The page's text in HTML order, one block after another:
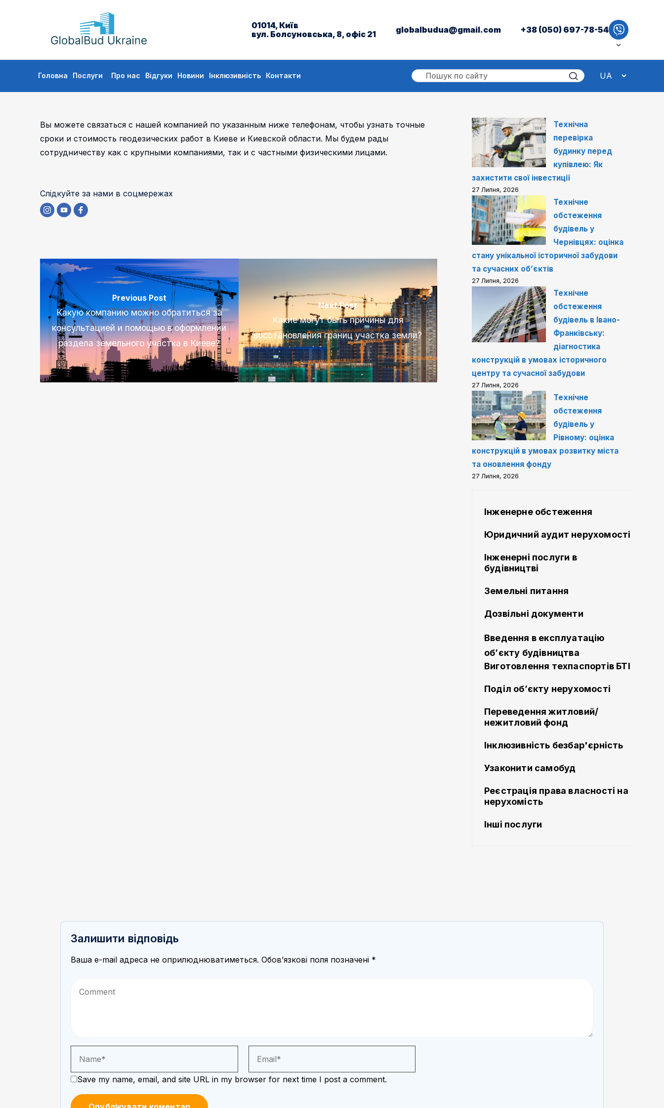
01014, Київ
вул. Болсуновська, 8, офіс 21
globalbudua@gmail.com +38 (050) 697-78-54
Skip
to
Головна Послуги Про нас Відгуки Новини Інклюзивність Контакти
Вы можете связаться с нашей компанией по указанным ниже телефонам, чтобы узнать точные
сроки и стоимость геодезических работ в Киеве и Киевской области. Мы будем рады
сотрудничеству как с крупными компаниями, так и с частными физическими лицами.
Слідкуйте за нами в соцмережах
Previous Post
Какую компанию можно обратиться за
консультацией и помощью в оформлении
раздела земельного участка в Киеве?
Next Post
Какие могут быть причины для
восстановления границ участка земли?
Технічна
перевірка
будинку перед
купівлею: Як
захистити свої інвестиції
27 Липня, 2026
Технічне
обстеження
будівель у
Чернівцях: оцінка
стану унікальної історичної забудови
та сучасних об’єктів
27 Липня, 2026
Технічне
обстеження
будівель в Івано-
Франківську:
діагностика
конструкцій в умовах історичного
центру та сучасної забудови
27 Липня, 2026
Технічне
обстеження
будівель у
Рівному: оцінка
конструкцій в умовах розвитку міста
та оновлення фонду
27 Липня, 2026
Інженерне обстеження
Юридичний аудит нерухомості
Інженерні послуги в
будівництві
Земельні питання
Дозвільні документи
Введення в експлуатацію
об’єкту будівництва
Виготовлення техпаспортів БТІ
Поділ об’єкту нерухомості
Переведення житловий/
нежитловий фонд
Інклюзивність безбар'єрність
Узаконити самобуд
Реєстрація права власності на
нерухомість
Інші послуги
Залишити відповідь
Ваша e-mail адреса не оприлюднюватиметься. Обов’язкові поля позначені *
Save my name, email, and site URL in my browser for next time I post a comment.